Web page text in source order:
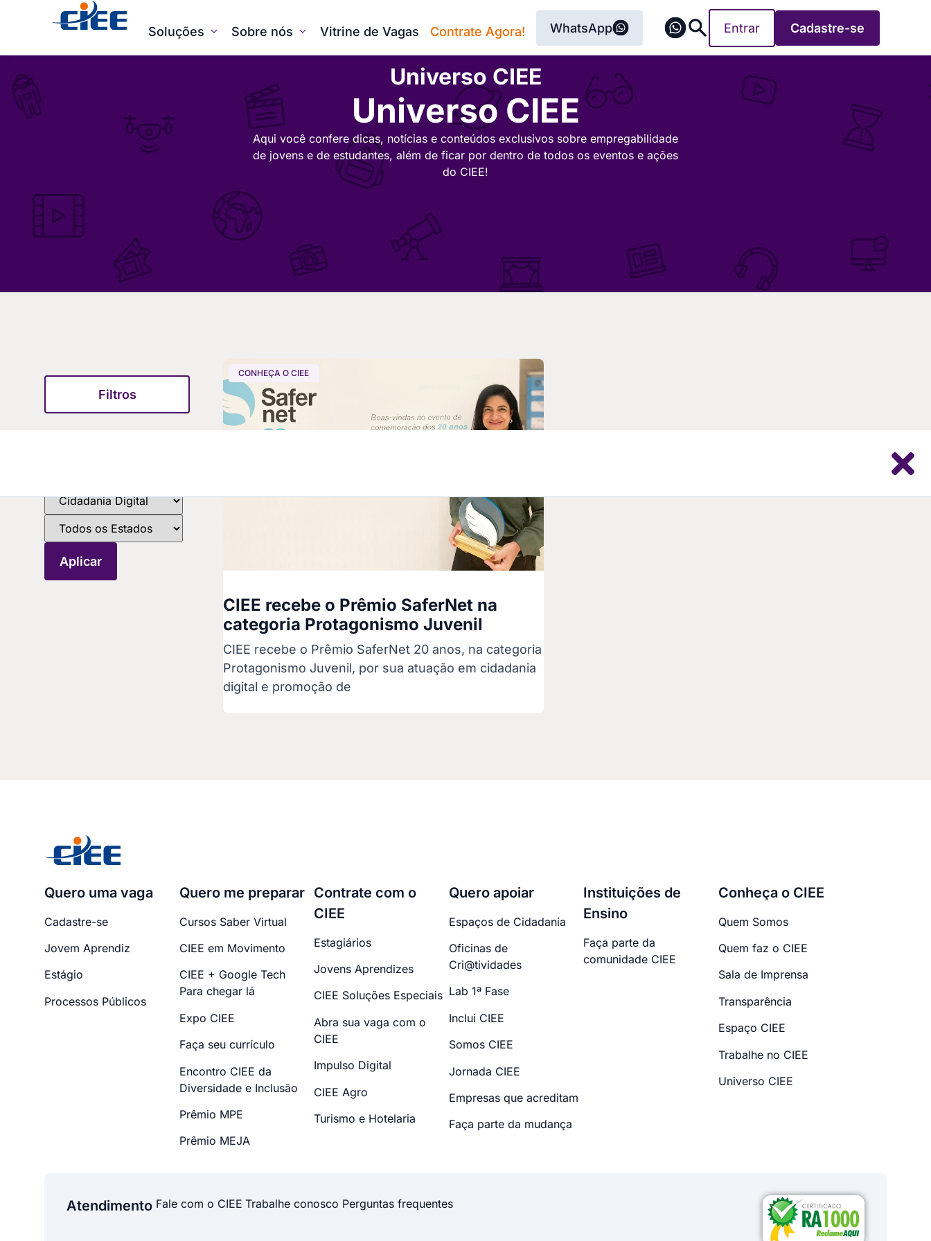
Soluções Sobre nós Vitrine de Vagas Contrate Agora! WhatsApp Entrar Cadastre-se
Universo CIEE
Universo CIEE
Aqui você confere dicas, notícias e conteúdos exclusivos sobre empregabilidade
de jovens e de estudantes, além de ficar por dentro de todos os eventos e ações
do CIEE!
Filtros
CONHEÇA O CIEE
CIEE recebe o Prêmio SaferNet na
categoria Protagonismo Juvenil
CIEE recebe o Prêmio SaferNet 20 anos, na categoria
Protagonismo Juvenil, por sua atuação em cidadania
digital e promoção de
Quero uma vaga
Cadastre-se
Jovem Aprendiz
Estágio
Processos Públicos
Quero me preparar
Cursos Saber Virtual
CIEE em Movimento
CIEE + Google Tech
Para chegar lá
Expo CIEE
Faça seu currículo
Encontro CIEE da
Diversidade e Inclusão
Prêmio MPE
Prêmio MEJA
Contrate com o
CIEE
Estagiários
Jovens Aprendizes
CIEE Soluções Especiais
Abra sua vaga com o
CIEE
Impulso Digital
CIEE Agro
Turismo e Hotelaria
Quero apoiar
Espaços de Cidadania
Oficinas de
Cri@tividades
Lab 1ª Fase
Inclui CIEE
Somos CIEE
Jornada CIEE
Empresas que acreditam
Faça parte da mudança
Instituições de
Ensino
Faça parte da
comunidade CIEE
Conheça o CIEE
Quem Somos
Quem faz o CIEE
Sala de Imprensa
Transparência
Espaço CIEE
Trabalhe no CIEE
Universo CIEE
Atendimento Fale com o CIEE Trabalhe conosco Perguntas frequentes